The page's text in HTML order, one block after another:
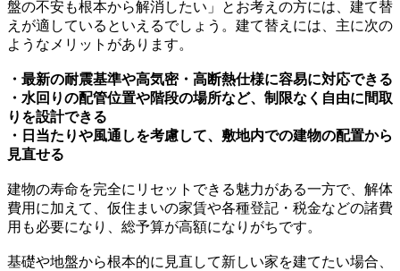
盤の不安も根本から解消したい」とお考えの方には、建て替
えが適しているといえるでしょう。建て替えには、主に次の
ようなメリットがあります。
・最新の耐震基準や高気密・高断熱仕様に容易に対応できる
・水回りの配管位置や階段の場所など、制限なく自由に間取
りを設計できる
・日当たりや風通しを考慮して、敷地内での建物の配置から
見直せる
建物の寿命を完全にリセットできる魅力がある一方で、解体
費用に加えて、仮住まいの家賃や各種登記・税金などの諸費
用も必要になり、総予算が高額になりがちです。
基礎や地盤から根本的に見直して新しい家を建てたい場合、